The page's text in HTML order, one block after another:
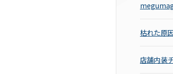
枯れた原
店舗内装